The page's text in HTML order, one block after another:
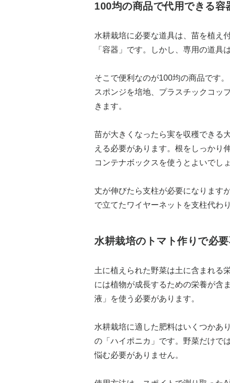
100均の商品で代用できる容
水耕栽培に必要な道具は、苗を植え
「容器」です。しかし、専用の道具
そこで便利なのが100均の商品です
スポンジを培地、プラスチックコッ
きます。
苗が大きくなったら実を収穫できる
える必要があります。根をしっかり
コンテナボックスを使うとよいでしょ
丈が伸びたら支柱が必要になります
で立てたワイヤーネットを支柱代わ
水耕栽培のトマト作りで必
土に植えられた野菜は土に含まれる
には植物が成長するための栄養が含
液」を使う必要があります。
水耕栽培に適した肥料はいくつかあ
の「ハイポニカ」です。野菜だけで
悩む必要がありません。